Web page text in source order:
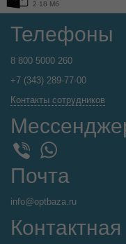
2.18 Мб
Телефоны
8 800 5000 260
+7 (343) 289-77-00
Контакты сотрудников
WhatsApp
Почта
info@optbaza.ru